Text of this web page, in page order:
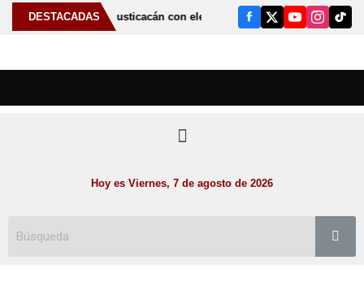
DESTACADAS
de Susticacán con elección de la Reina de la Feria Cultural
Hoy es Viernes, 7 de agosto de 2026